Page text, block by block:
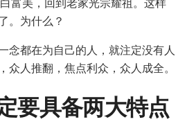
。为什么？
念都在为自己的人，就注定没有人
众人推翻，焦点利众，众人成全。
要具备两大特点